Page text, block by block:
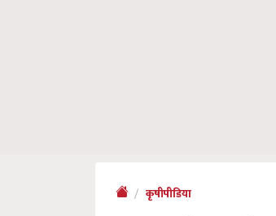
कृषीपीडिया